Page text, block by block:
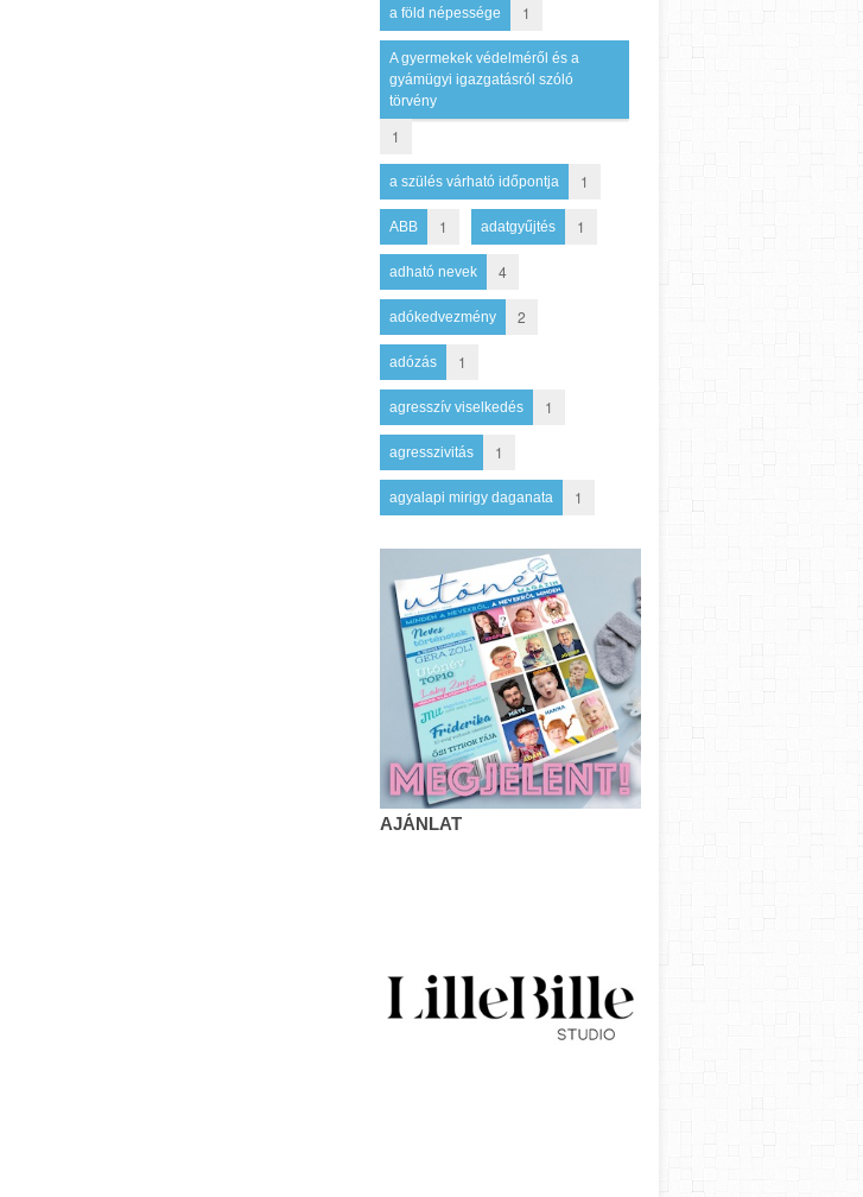
a föld népessége 1
A gyermekek védelméről és a
gyámügyi igazgatásról szóló
törvény
1
a szülés várható időpontja 1
ABB 1 adatgyűjtés 1
adható nevek 4
adókedvezmény 2
adózás 1
agresszív viselkedés 1
agresszivitás 1
agyalapi mirigy daganata 1
AJÁNLAT